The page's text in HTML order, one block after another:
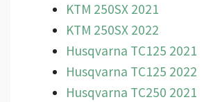
KTM 250SX 2021
KTM 250SX 2022
Husqvarna TC125 2021
Husqvarna TC125 2022
Husqvarna TC250 2021